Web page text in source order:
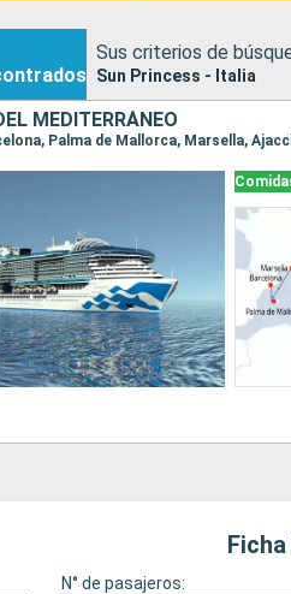
Sus criterios de
Sun Princess - Italia
MEDITERRÁNEO
N° de pasajeros: